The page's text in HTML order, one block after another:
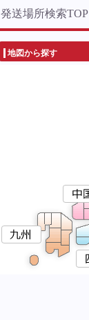
発送場所検索TOP
地図から探す